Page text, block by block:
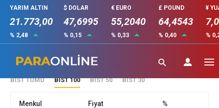
YARIM ALTIN
21.773,00
% 2,48
$ DOLAR
47,6995
% 0,15
€ EURO
55,2040
% 0,33
£ POUND
64,4543
% 0,40
¥
%
Canlı Borsa
BIST TÜMÜ BIST 100 BIST 50 BIST 30
Menkul Fiyat %